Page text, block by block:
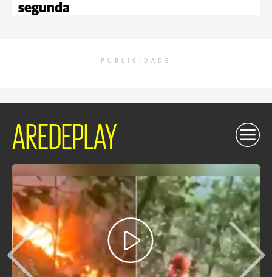
segunda
PUBLICIDADE
AREDEPLAY